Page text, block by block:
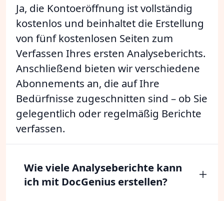
Ja, die Kontoeröffnung ist vollständig
kostenlos und beinhaltet die Erstellung
von fünf kostenlosen Seiten zum
Verfassen Ihres ersten Analyseberichts.
Anschließend bieten wir verschiedene
Abonnements an, die auf Ihre
Bedürfnisse zugeschnitten sind – ob Sie
gelegentlich oder regelmäßig Berichte
verfassen.
Wie viele Analyseberichte kann
ich mit DocGenius erstellen?